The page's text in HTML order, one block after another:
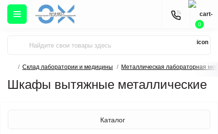
0
Склад лаборатории и медицины Металлическая лабораторная
Шкафы вытяжные металлические
Каталог